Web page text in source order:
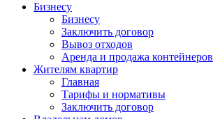
Бизнесу
Бизнесу
Заключить договор
Вывоз отходов
Аренда и продажа контейнеров
Жителям квартир
Главная
Тарифы и нормативы
Заключить договор